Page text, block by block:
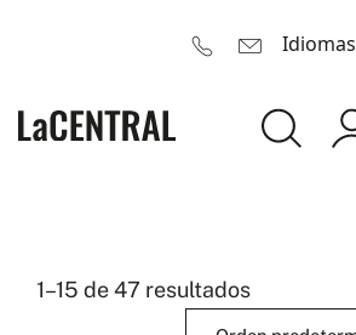
Idiomas
1–15 de 47 resultados